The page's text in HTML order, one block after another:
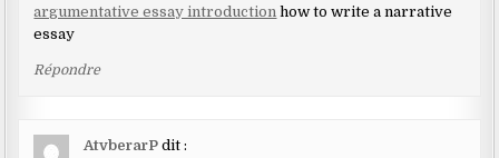
argumentative essay introduction how to write a narrative
essay
Répondre
AtvberarP dit :